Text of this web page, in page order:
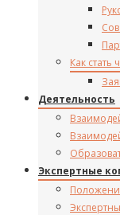
Как
Деятельность
Экспертные